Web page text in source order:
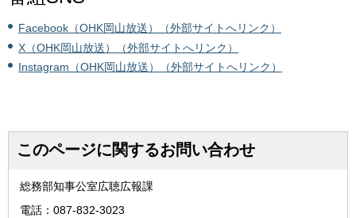
Facebook（OHK岡山放送）（外部サイトへリンク）
X（OHK岡山放送）（外部サイトへリンク）
Instagram（OHK岡山放送）（外部サイトへリンク）
このページに関するお問い合わせ
総務部知事公室広聴広報課
電話：087-832-3023